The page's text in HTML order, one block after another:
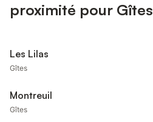
proximité pour Gîtes
Les Lilas
Gîtes
Montreuil
Gîtes